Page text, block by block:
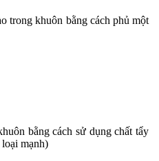
trong khuôn bằng cách phủ một
bằng cách sử dụng chất tẩy
mạnh)